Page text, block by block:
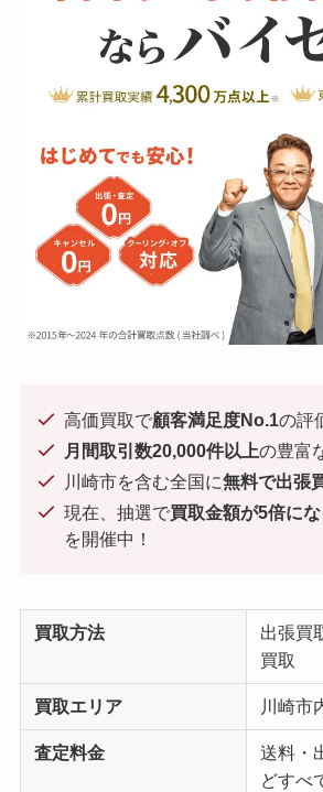
高価買取で顧客満足度No.1の評
月間取引数20,000件以上の豊富
川崎市を含む全国に無料で出張
現在、抽選で買取金額が5倍に
を開催中！
買取方法
出張買
買取
買取エリア 川崎市
査定料金
送料・
どすべ